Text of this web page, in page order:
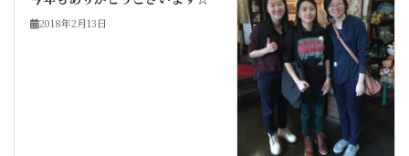
2018年2月13日